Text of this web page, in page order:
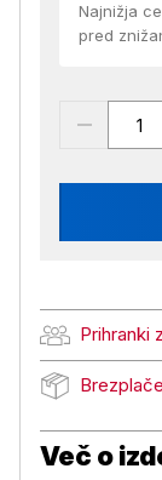
Najnižja
pred
Prihranki
Prihranki za
Brezplačen
Več o